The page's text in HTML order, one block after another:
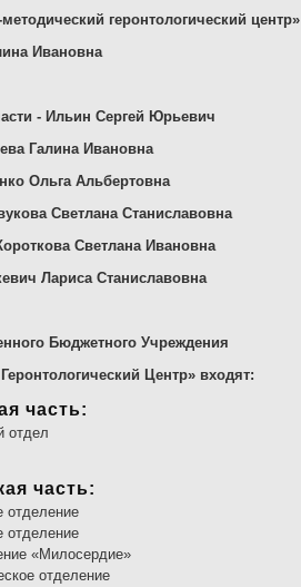
геронтологический центр»
Ивановна
- Ильин Сергей Юрьевич
Галина Ивановна
Ольга Альбертовна
Светлана Станиславовна
Светлана Ивановна
Лариса Станиславовна
Бюджетного Учреждения
Центр» входят:
часть:
отдел
часть:
отделение
отделение
«Милосердие»
отделение